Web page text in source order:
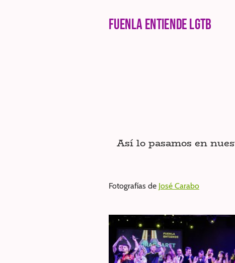
FUENLA ENTIENDE LGTB
Así lo pasamos en
Fotografías de José Carabo